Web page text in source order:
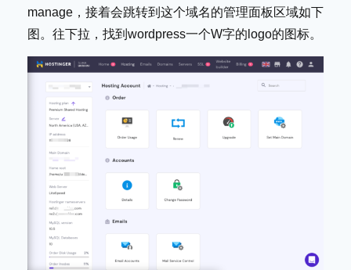
manage，接着会跳转到这个域名的管理面板区域如下
图。往下拉，找到wordpress一个W字的logo的图标。